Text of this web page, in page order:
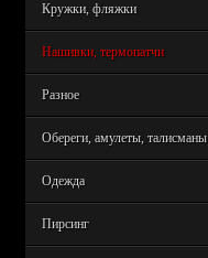
Кружки, фляжки
Нашивки, термопатчи
Разное
Обереги, амулеты, талисманы
Одежда
Пирсинг